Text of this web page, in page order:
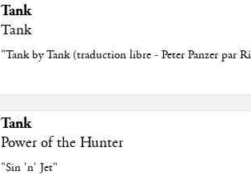
Tank
Tank
"Tank by Tank (traduction libre - Peter Panzer par
Tank
Power of the Hunter
"Sin 'n' Jet"